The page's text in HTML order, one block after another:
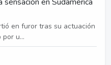
en furor tras su actuación
u...